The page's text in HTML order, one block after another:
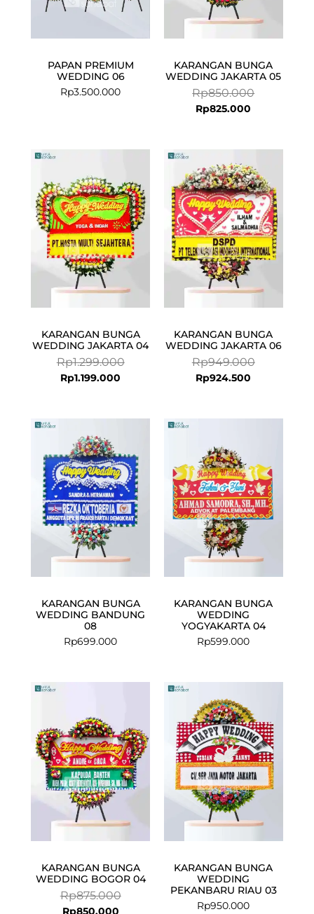
PAPAN PREMIUM
WEDDING 06
Rp3.500.000
KARANGAN BUNGA
WEDDING JAKARTA 05
Rp850.000
Rp825.000
KARANGAN BUNGA
WEDDING JAKARTA 04
Rp1.299.000
was:
Rp1.299.000.
Rp1.199.000
is:
Rp1.199.000.
KARANGAN BUNGA
WEDDING JAKARTA 06
Rp949.000
price
was:
Rp949.000.
Rp924.500
price
is:
Rp924.500.
KARANGAN BUNGA
WEDDING BANDUNG
08
Rp699.000
KARANGAN BUNGA
WEDDING
YOGYAKARTA 04
Rp599.000
KARANGAN BUNGA
WEDDING BOGOR 04
Rp875.000
Rp875.000.
Rp850.000
Rp850.000.
KARANGAN BUNGA
WEDDING
PEKANBARU RIAU 03
Rp950.000